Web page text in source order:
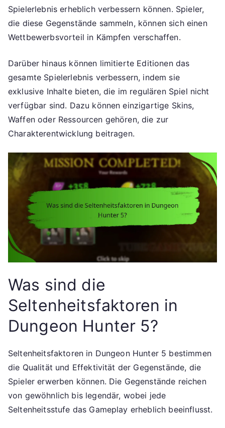
Spielerlebnis erheblich verbessern können. Spieler,
die diese Gegenstände sammeln, können sich einen
Wettbewerbsvorteil in Kämpfen verschaffen.
Darüber hinaus können limitierte Editionen das
gesamte Spielerlebnis verbessern, indem sie
exklusive Inhalte bieten, die im regulären Spiel nicht
verfügbar sind. Dazu können einzigartige Skins,
Waffen oder Ressourcen gehören, die zur
Charakterentwicklung beitragen.
Was sind die
Seltenheitsfaktoren in
Dungeon Hunter 5?
Seltenheitsfaktoren in Dungeon Hunter 5 bestimmen
die Qualität und Effektivität der Gegenstände, die
Spieler erwerben können. Die Gegenstände reichen
von gewöhnlich bis legendär, wobei jede
Seltenheitsstufe das Gameplay erheblich beeinflusst.